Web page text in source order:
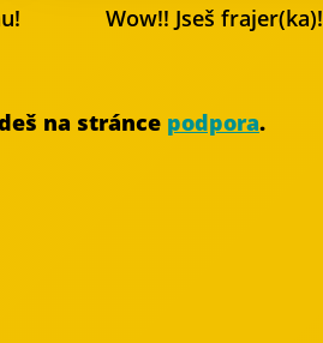
Wow!! Jseš frajer(ka)!
na stránce podpora.